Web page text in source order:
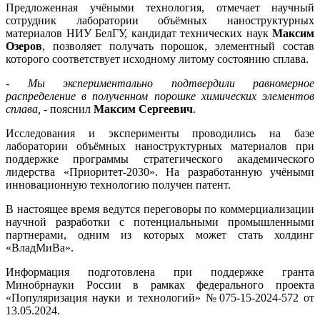
Предложенная учёными технология, отмечает научный
сотрудник лаборатории объёмных наноструктурных
материалов НИУ БелГУ, кандидат технических наук Максим
Озеров, позволяет получать порошок, элементный состав
которого соответствует исходному литому состоянию сплава.
- Мы экспериментально подтвердили равномерное
распределение в полученном порошке химических элементов
сплава, - пояснил Максим Сергеевич.
Исследования и эксперименты проводились на базе
лаборатории объёмных наноструктурных материалов при
поддержке программы стратегического академического
лидерства «Приоритет-2030». На разработанную учёными
инновационную технологию получен патент.
В настоящее время ведутся переговоры по коммерциализации
научной разработки с потенциальными промышленными
партнерами, одним из которых может стать холдинг
«ВладМиВа».
Информация подготовлена при поддержке гранта
Минобрнауки России в рамках федерального проекта
«Популяризация науки и технологий» №075-15-2024-572 от
13.05.2024.